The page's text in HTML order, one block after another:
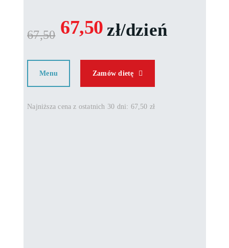
67,50 67,50 zł/dzień
Menu Zamów dietę
Najniższa cena z ostatnich 30 dni: 67,50 zł